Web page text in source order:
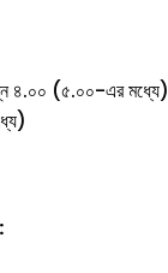
৪.০০ (৫.০০-এর মধ্যে)